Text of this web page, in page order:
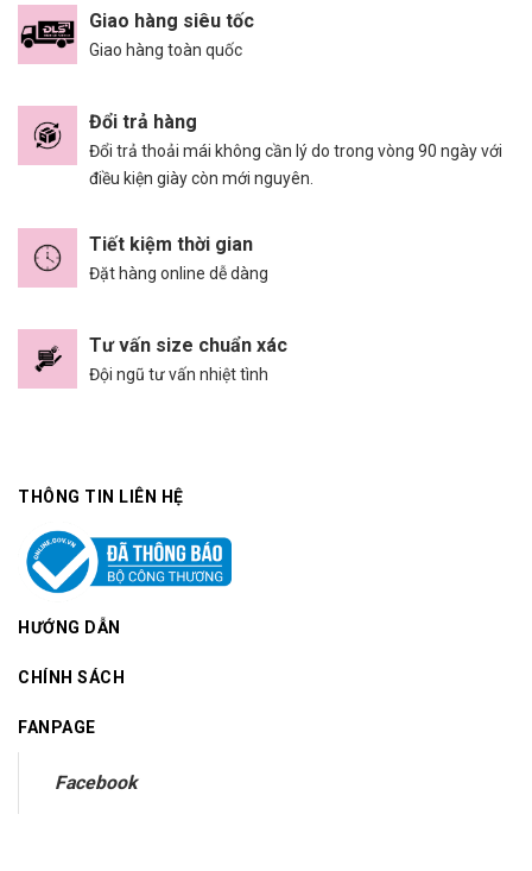
Giao hàng siêu tốc
Giao hàng toàn quốc
Đổi trả hàng
Đổi trả thoải mái không cần lý do trong vòng 90 ngày với
điều kiện giày còn mới nguyên.
Tiết kiệm thời gian
Đặt hàng online dễ dàng
Tư vấn size chuẩn xác
Đội ngũ tư vấn nhiệt tình
THÔNG TIN LIÊN HỆ
HƯỚNG DẪN
CHÍNH SÁCH
FANPAGE
Facebook